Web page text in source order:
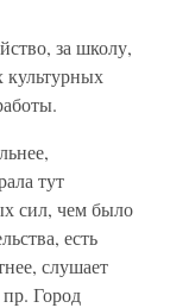
за школу,
культурных
тут
сил, чем было
есть
слушает
Город